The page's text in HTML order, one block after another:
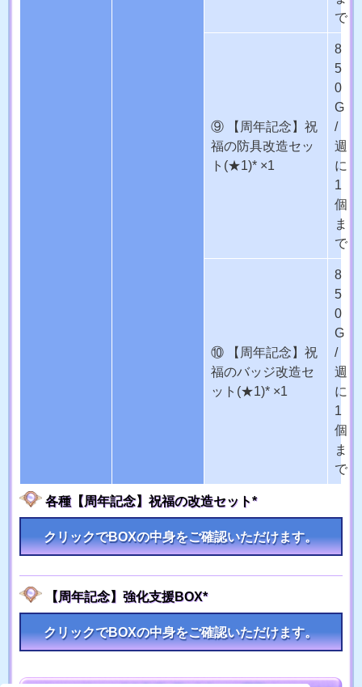
で
⑨ 【周年記念】祝
福の防具改造セッ
ト(★1)* ×1
8
5
0
G
/
週
に
1
個
ま
で
⑩ 【周年記念】祝
福のバッジ改造セ
ット(★1)* ×1
8
5
0
G
/
週
に
1
個
ま
で
各種【周年記念】祝福の改造セット*
クリックでBOXの中身をご確認いただけます。
【周年記念】強化支援BOX*
クリックでBOXの中身をご確認いただけます。